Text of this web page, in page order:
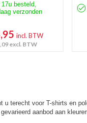
besteld,
verzonden
incl. BTW
excl. BTW
terecht voor T-shirts en
aanbod aan